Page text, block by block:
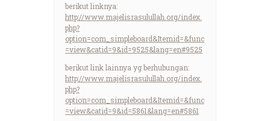
berikut linknya:
http://www.majelisrasulullah.org/index.
php?
option=com_simpleboard&Itemid=&func
=view&catid=9&id=9525&lang=en#9525
berikut link lainnya yg berhubungan:
http://www.majelisrasulullah.org/index.
php?
option=com_simpleboard&Itemid=&func
=view&catid=9&id=5861&lang=en#5861